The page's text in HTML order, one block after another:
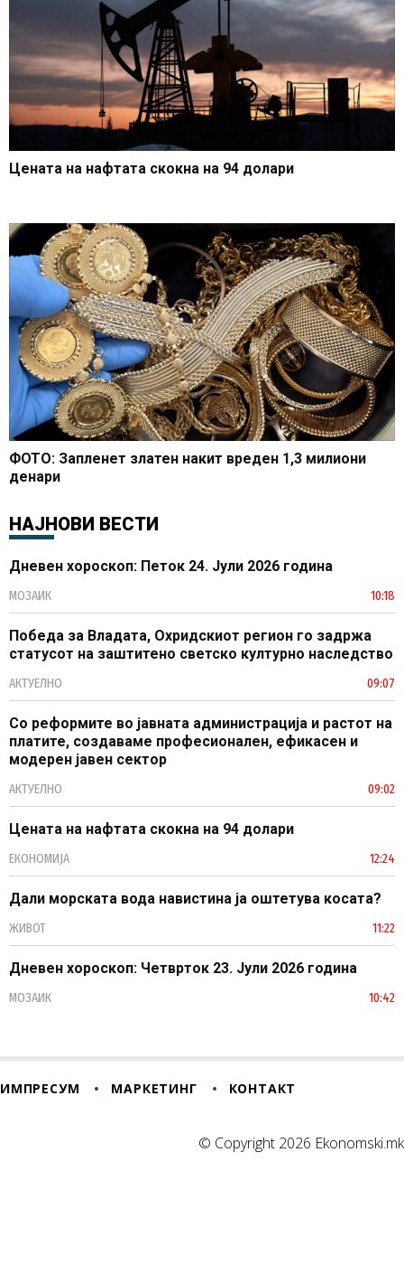
Цената на нафтата скокна на 94 долари
ФОТО: Запленет златен накит вреден 1,3 милиони
денари
НАЈНОВИ ВЕСТИ
Дневен хороскоп: Петок 24. Јули 2026 година
МОЗАИК 10:18
Победа за Владата, Охридскиот регион го задржа
статусот на заштитено светско културно наследство
АКТУЕЛНО 09:07
Со реформите во јавната администрација и растот на
платите, создаваме професионален, ефикасен и
модерен јавен сектор
АКТУЕЛНО 09:02
Цената на нафтата скокна на 94 долари
ЕКОНОМИЈА 12:24
Дали морската вода навистина ја оштетува косата?
ЖИВОТ 11:22
Дневен хороскоп: Четврток 23. Јули 2026 година
МОЗАИК 10:42
ИМПРЕСУМ МАРКЕТИНГ КОНТАКТ
© Copyright 2026 Ekonomski.mk